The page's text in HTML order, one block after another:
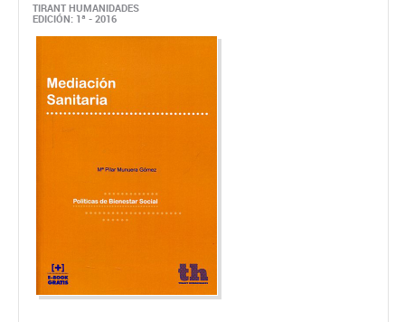
TIRANT HUMANIDADES
EDICIÓN: 1ª - 2016